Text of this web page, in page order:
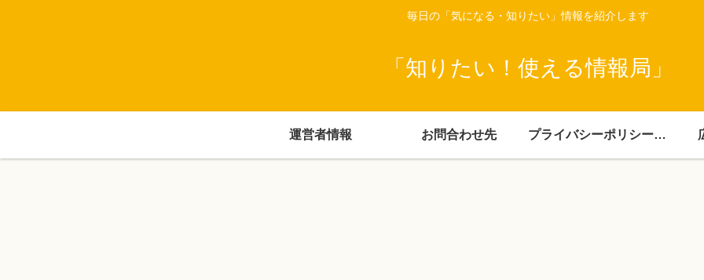
毎日の「気になる・知りたい」情報を紹介します
「知りたい！使える情報局」
運営者情報 お問合わせ先 プライバシーポリシー・免責事項